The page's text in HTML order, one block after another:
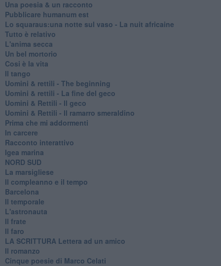
Una poesia & un racconto
Pubblicare humanum est
Lo squaraus:una notte sul vaso - La nuit africaine
Tutto è relativo
L'anima secca
Un bel mortorio
Cosi è la vita
Il tango
​Uomini & rettili - The beginning
​Uomini & rettili - La fine del geco
Uomini & Rettili - Il geco
Uomini & Rettili - Il ramarro smeraldino
Prima che mi addormenti
In carcere
Racconto interattivo
Igea marina
​NORD SUD
La marsigliese
Il compleanno e il tempo
Barcelona
Il temporale
L'astronauta
Il frate
Il faro
​LA SCRITTURA Lettera ad un amico
Il romanzo
Cinque poesie di Marco Celati